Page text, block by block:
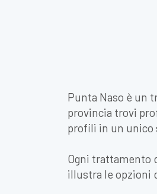
Punta Naso è un
provincia trovi
profili in un unico
Ogni trattamento
illustra le opzioni